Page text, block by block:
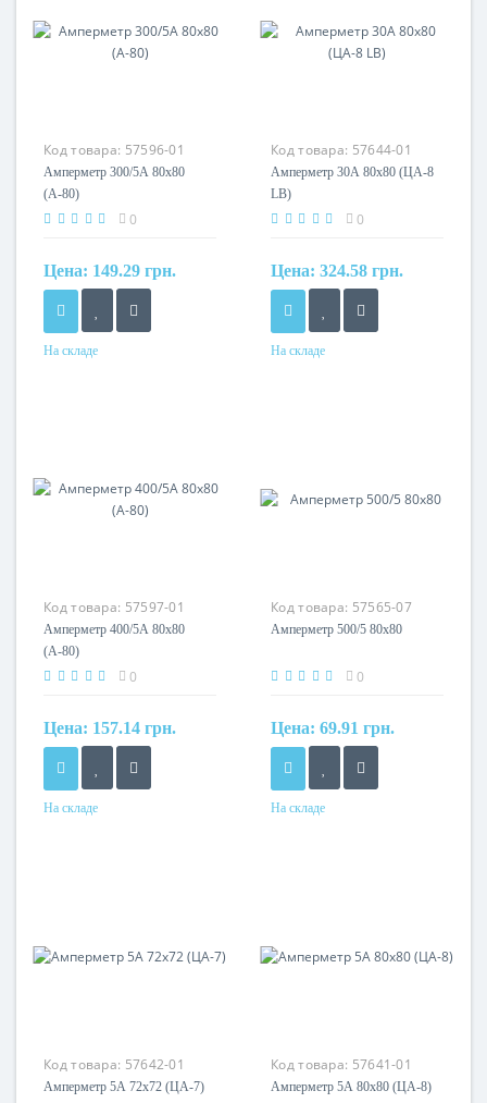
Код товара: 57596-01
Амперметр 300/5А 80х80
(А-80)
0
Цена: 149.29 грн.
На складе
Код товара: 57644-01
Амперметр 30А 80х80 (ЦА-8
LB)
0
Цена: 324.58 грн.
На складе
Код товара: 57597-01
Амперметр 400/5А 80х80
(А-80)
0
Цена: 157.14 грн.
На складе
Код товара: 57565-07
Амперметр 500/5 80х80
0
Цена: 69.91 грн.
На складе
Код товара: 57642-01
Амперметр 5А 72х72 (ЦА-7)
Код товара: 57641-01
Амперметр 5А 80х80 (ЦА-8)